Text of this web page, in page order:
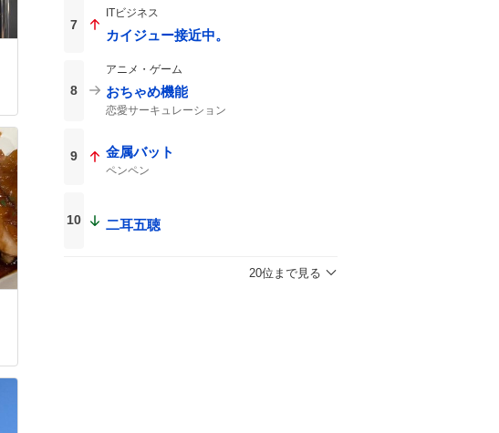
7
ITビジネス
カイジュー接近中。
8
アニメ・ゲーム
おちゃめ機能
恋愛サーキュレーション
9 金属バット
ペンペン
10 二耳五聴
20位まで見る